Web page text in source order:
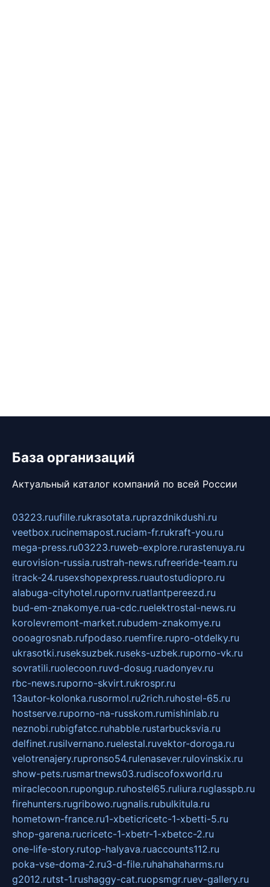
База организаций
Актуальный каталог компаний по всей России
03223.ruufille.rukrasotata.ruprazdnikdushi.ru
veetbox.rucinemapost.ruciam-fr.rukraft-you.ru
mega-press.ru03223.ruweb-explore.rurastenuya.ru
eurovision-russia.rustrah-news.rufreeride-team.ru
itrack-24.rusexshopexpress.ruautostudiopro.ru
alabuga-cityhotel.rupornv.ruatlantpereezd.ru
bud-em-znakomye.rua-cdc.ruelektrostal-news.ru
korolevremont-market.rubudem-znakomye.ru
oooagrosnab.rufpodaso.ruemfire.rupro-otdelky.ru
ukrasotki.ruseksuzbek.ruseks-uzbek.ruporno-vk.ru
sovratili.ruolecoon.ruvd-dosug.ruadonyev.ru
rbc-news.ruporno-skvirt.rukrospr.ru
13autor-kolonka.rusormol.ru2rich.ruhostel-65.ru
hostserve.ruporno-na-russkom.rumishinlab.ru
neznobi.rubigfatcc.ruhabble.rustarbucksvia.ru
delfinet.rusilvernano.ruelestal.ruvektor-doroga.ru
velotrenajery.rupronso54.rulenasever.rulovinskix.ru
show-pets.rusmartnews03.rudiscofoxworld.ru
miraclecoon.rupongup.ruhostel65.ruliura.ruglasspb.ru
firehunters.rugribowo.rugnalis.rubulkitula.ru
hometown-france.ru1-xbeticricetc-1-xbetti-5.ru
shop-garena.rucricetc-1-xbetr-1-xbetcc-2.ru
one-life-story.rutop-halyava.ruaccounts112.ru
poka-vse-doma-2.ru3-d-file.ruhahahaharms.ru
g2012.rutst-1.rushaggy-cat.ruopsmgr.ruev-gallery.ru